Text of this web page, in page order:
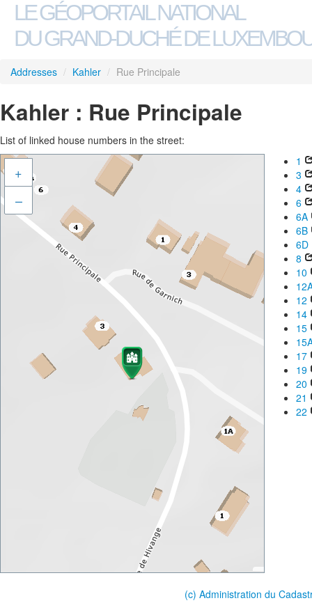
LE GÉOPORTAIL NATIONAL
DU GRAND-DUCHÉ DE
Addresses / Kahler / Rue Principale
Kahler : Rue Principale
List of linked house numbers in the street:
+
–
1
3
4
6
6A
6B
6D
8
10
12
14
15
17
19
20
21
22
(c) Administration du